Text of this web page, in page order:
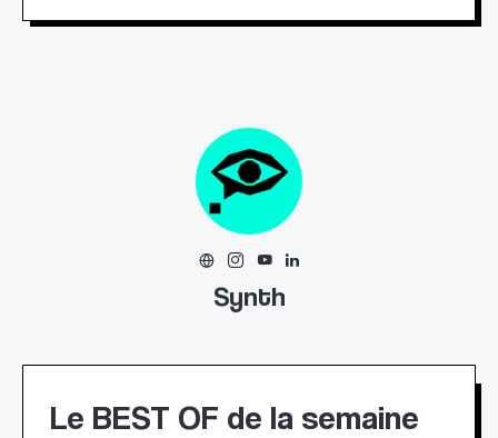
Synth
Le BEST OF de la semaine